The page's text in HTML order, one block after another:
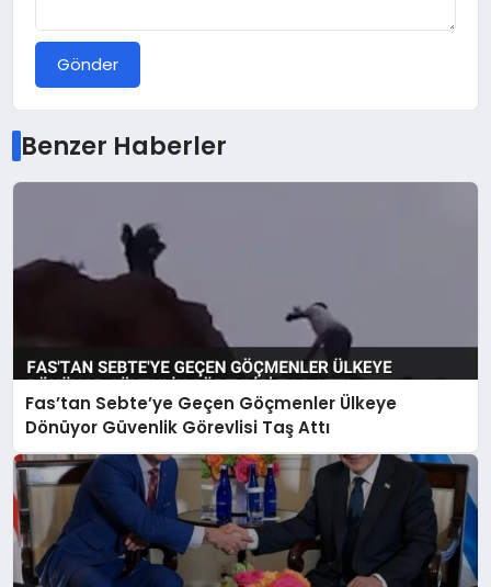
Gönder
Benzer Haberler
Fas’tan Sebte’ye Geçen Göçmenler Ülkeye
Dönüyor Güvenlik Görevlisi Taş Attı